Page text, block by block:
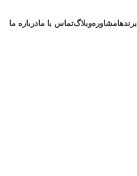
برندهامشاورهوبلاگتماس با مادرباره ما